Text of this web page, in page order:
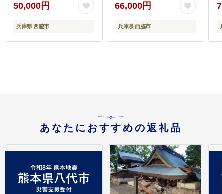
50,000円
兵庫県 西脇市
66,000円
兵庫県 西脇市
あなたにおすすめの返礼品